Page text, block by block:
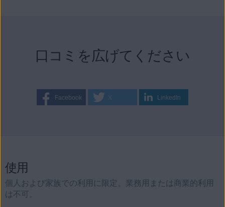
口コミを広げてください
Facebook X LinkedIn
使用
個人および家族での利用に限定。業務用または商業的利用
は不可。